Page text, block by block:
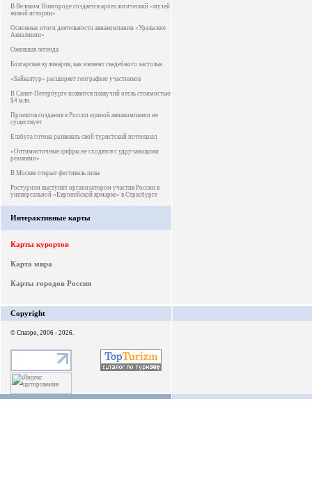
В Великом Новгороде создается археологический «музей
живой истории»
Основные итоги деятельности авиакомпании «Уральские
Авиалинии»
Ожившая легенда
Болгарская кулинария, как элемент свадебного застолья.
«Байкалтур» расширяет географию участников
В Санкт-Петербурге появится плавучий отель стоимостью
$4 млн.
Проектов создания в России единой авиакомпании не
существует
Елабуга готова развивать свой туристский потенциал
«Оптимистичные цифры не сходятся с удручающими
реалиями»
В Москве открыт фестиваль пива
Ростуризм выступит организатором участия России в
универсальной «Европейской ярмарке» в Страсбурге
Интерактивные карты
Карты курортов
Карта мира
Карты городов России
Copyright
© Спаэро, 2006 - 2026.